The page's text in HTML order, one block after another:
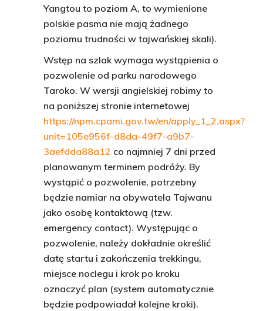
Yangtou to poziom A, to wymienione
polskie pasma nie mają żadnego
poziomu trudności w tajwańskiej skali).
Wstęp na szlak wymaga wystąpienia o
pozwolenie od parku narodowego
Taroko. W wersji angielskiej robimy to
na poniższej stronie internetowej
https://npm.cpami.gov.tw/en/apply_1_2.aspx?
unit=105e956f-d8da-49f7-a9b7-
3aefdda88a12 co najmniej 7 dni przed
planowanym terminem podróży. By
wystąpić o pozwolenie, potrzebny
będzie namiar na obywatela Tajwanu
jako osobę kontaktową (tzw.
emergency contact). Występując o
pozwolenie, należy dokładnie określić
datę startu i zakończenia trekkingu,
miejsce noclegu i krok po kroku
oznaczyć plan (system automatycznie
będzie podpowiadał kolejne kroki).